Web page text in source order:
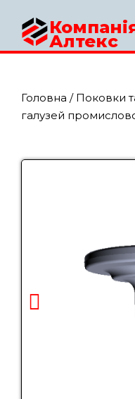
Алтекс
Головна / Поковки
галузей